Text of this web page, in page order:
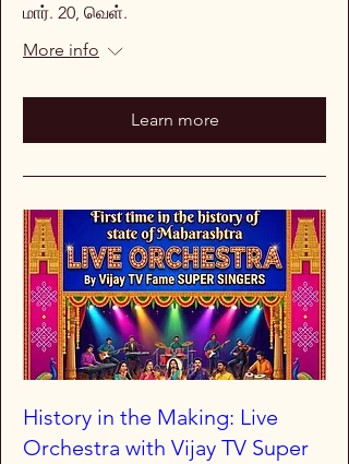
மார். 20, வெள்.
More info
Learn more
History in the Making: Live
Orchestra with Vijay TV Super